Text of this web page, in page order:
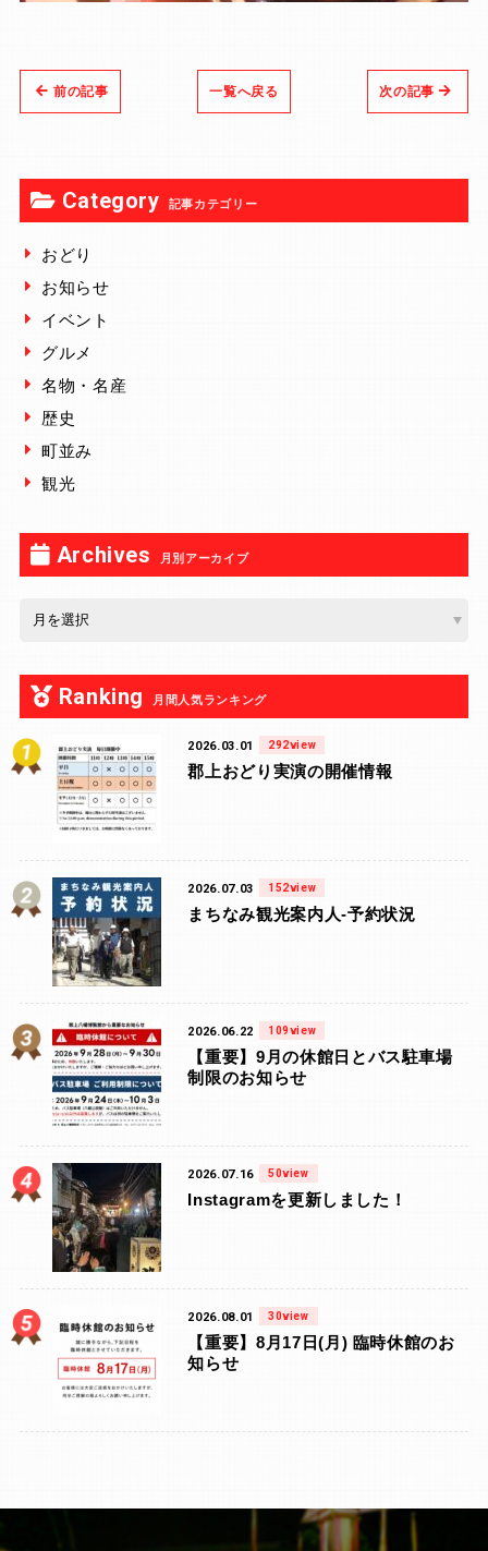
次の記事
一覧へ戻る
前の記事
Category 記事カテゴリー
おどり
お知らせ
イベント
グルメ
名物・名産
歴史
町並み
観光
Archives 月別アーカイブ
Ranking 月間人気ランキング
2026.03.01 292view
郡上おどり実演の開催情報
2026.07.03 152view
まちなみ観光案内人-予約状況
2026.06.22 109view
【重要】9月の休館日とバス駐車場
制限のお知らせ
2026.07.16 50view
Instagramを更新しました！
2026.08.01 30view
【重要】8月17日(月) 臨時休館のお
知らせ